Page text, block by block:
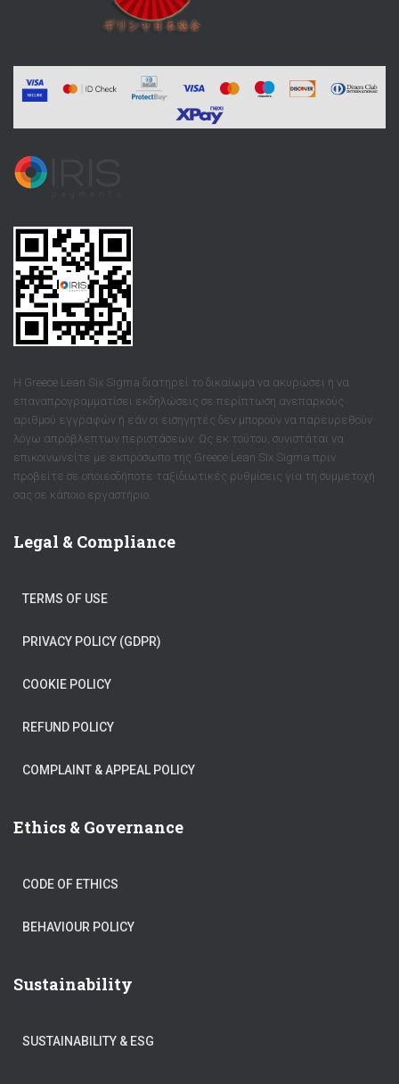
Η Greece Lean Six Sigma διατηρεί το δικαίωμα να ακυρώσει ή να
επαναπρογραμματίσει εκδηλώσεις σε περίπτωση ανεπαρκούς
αριθμού εγγραφών ή εάν οι εισηγητές δεν μπορούν να παρευρεθούν
λόγω απρόβλεπτων περιστάσεων. Ως εκ τούτου, συνιστάται να
επικοινωνείτε με εκπρόσωπο της Greece Lean Six Sigma πριν
προβείτε σε οποιεσδήποτε ταξιδιωτικές ρυθμίσεις για τη συμμετοχή
σας σε κάποιο εργαστήριο.
Legal & Compliance
TERMS OF USE
PRIVACY POLICY (GDPR)
COOKIE POLICY
REFUND POLICY
COMPLAINT & APPEAL POLICY
Ethics & Governance
CODE OF ETHICS
BEHAVIOUR POLICY
Sustainability
SUSTAINABILITY & ESG